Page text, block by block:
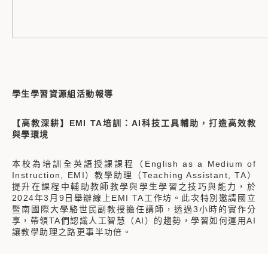
學生學習資源組活動報導
【高教深耕】EMI TA培訓：AI科技工具輔助，打造高效教
與學環境
本校為培訓全英語授課課程（English as a Medium of
Instruction, EMI）教學助理（Teaching Assistant, TA）
提升在課程中輔助教師教學與學生學習之技巧與能力，於
2024年3月9日舉辦線上EMI TA工作坊。此次特別邀請國立
暨南國際大學駱世民副教授擔任講師，透過3小時的實作分
享，帶領TA們認識人工智慧（AI）的趨勢，學習如何運用AI
讓教學助理之路更事半功倍。